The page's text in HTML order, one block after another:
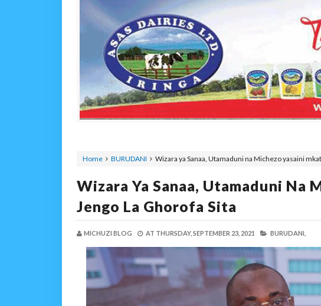
Home BURUDANI Wizara ya Sanaa, Utamaduni na Michezo yasaini
Wizara Ya Sanaa, Utamaduni Na
Jengo La Ghorofa Sita
MICHUZI BLOG AT THURSDAY, SEPTEMBER 23, 2021 BURUDANI,